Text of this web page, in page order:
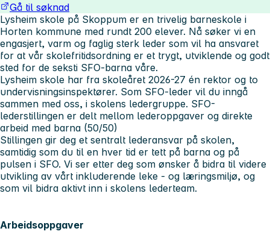
Gå til søknad
Lysheim skole på Skoppum er en trivelig barneskole i
Horten kommune med rundt 200 elever. Nå søker vi en
engasjert, varm og faglig sterk leder som vil ha ansvaret
for at vår skolefritidsordning er et trygt, utviklende og godt
sted for de seksti SFO-barna våre.
Lysheim skole har fra skoleåret 2026-27 én rektor og to
undervisningsinspektører. Som SFO-leder vil du inngå
sammen med oss, i skolens ledergruppe. SFO-
lederstillingen er delt mellom lederoppgaver og direkte
arbeid med barna (50/50)
Stillingen gir deg et sentralt lederansvar på skolen,
samtidig som du til en hver tid er tett på barna og på
pulsen i SFO. Vi ser etter deg som ønsker å bidra til videre
utvikling av vårt inkluderende leke - og læringsmiljø, og
som vil bidra aktivt inn i skolens lederteam.
Arbeidsoppgaver